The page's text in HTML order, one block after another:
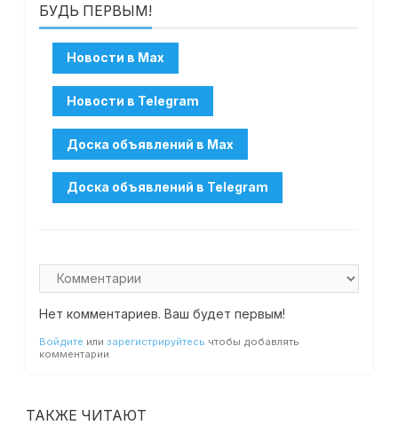
БУДЬ ПЕРВЫМ!
Нет комментариев. Ваш будет первым!
Войдите или зарегистрируйтесь чтобы добавлять
комментарии
ТАКЖЕ ЧИТАЮТ